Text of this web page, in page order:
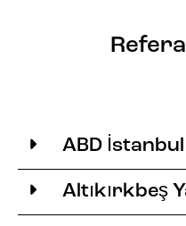
ABD
Altıkırkbeş